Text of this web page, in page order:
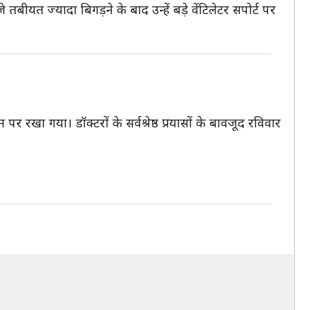
ज्यादा बिगड़ने के बाद उन्हें बड़े वेंटिलेटर सपोर्ट पर
गया। डॉक्टरों के सर्वश्रेष्ठ प्रयासों के बावजूद रविवार